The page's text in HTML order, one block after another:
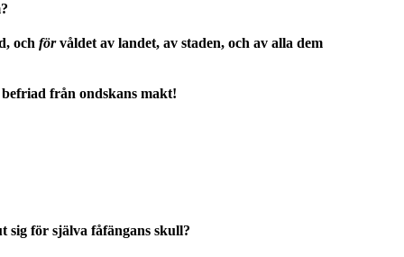
och förvåldet av landet, av staden, och av alla dem
från ondskans makt!
sig för själva fåfängans skull?